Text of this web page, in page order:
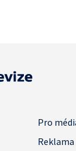
Pro
Reklama